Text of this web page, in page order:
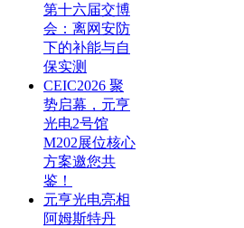
第十六届交博
会：离网安防
下的补能与自
保实测
CEIC2026 聚
势启幕，元亨
光电2号馆
M202展位核心
方案邀您共
鉴！
元亨光电亮相
阿姆斯特丹